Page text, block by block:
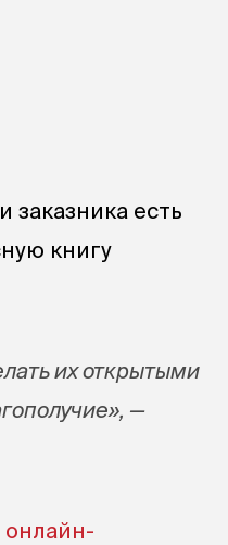
есть
книгу
их открытыми
—
онлайн-